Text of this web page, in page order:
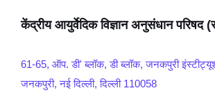
केंद्रीय आयुर्वेदिक विज्ञान अनुसंधान परिषद
61-65, ऑप. डी' ब्लॉक, डी ब्लॉक, जनकपुरी
जनकपुरी, नई दिल्ली, दिल्ली 110058